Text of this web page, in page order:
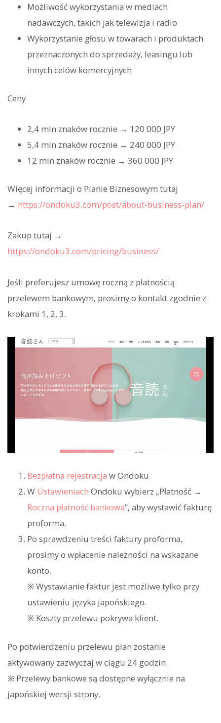
Możliwość wykorzystania w mediach
nadawczych, takich jak telewizja i radio
Wykorzystanie głosu w towarach i produktach
przeznaczonych do sprzedaży, leasingu lub
innych celów komercyjnych
Ceny
2,4 mln znaków rocznie → 120 000 JPY
5,4 mln znaków rocznie → 240 000 JPY
12 mln znaków rocznie → 360 000 JPY
Więcej informacji o Planie Biznesowym tutaj
→ https://ondoku3.com/post/about-business-plan/
Zakup tutaj →
https://ondoku3.com/pricing/business/
Jeśli preferujesz umowę roczną z płatnością
przelewem bankowym, prosimy o kontakt zgodnie z
krokami 1, 2, 3.
Bezpłatna rejestracja w Ondoku
W Ustawieniach Ondoku wybierz „Płatność →
Roczna płatność bankowa”, aby wystawić fakturę
proforma.
Po sprawdzeniu treści faktury proforma,
prosimy o wpłacenie należności na wskazane
konto.
※ Wystawianie faktur jest możliwe tylko przy
ustawieniu języka japońskiego.
※ Koszty przelewu pokrywa klient.
Po potwierdzeniu przelewu plan zostanie
aktywowany zazwyczaj w ciągu 24 godzin.
※ Przelewy bankowe są dostępne wyłącznie na
japońskiej wersji strony.